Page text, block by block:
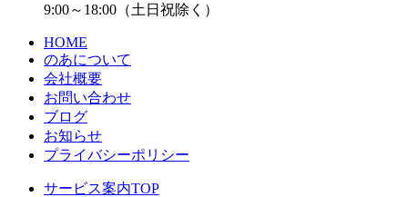
9:00～18:00（土日祝除く）
HOME
のあについて
会社概要
お問い合わせ
ブログ
お知らせ
プライバシーポリシー
サービス案内TOP